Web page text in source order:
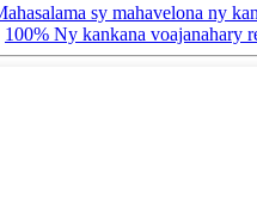
sy mahavelona ny
100% Ny kankana voajanahary